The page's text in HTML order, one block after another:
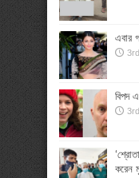
এবার
বিপদ
করেন